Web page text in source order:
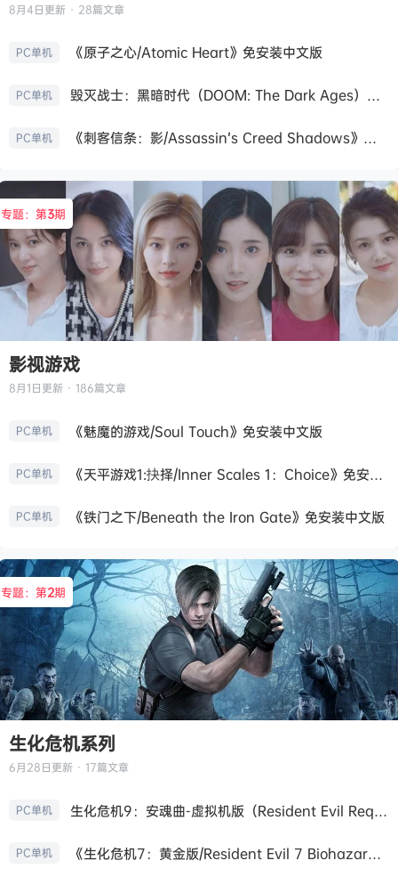
8月4日更新 · 28篇文章
PC单机 《原子之心/Atomic Heart》免安装中文版
PC单机 毁灭战士：黑暗时代（DOOM: The Dark Ages）免安装中文版
PC单机 《刺客信条：影/Assassin’s Creed Shadows》免安装版，非虚拟机
专题：第3期
影视游戏
8月1日更新 · 186篇文章
PC单机 《魅魔的游戏/Soul Touch》免安装中文版
PC单机 《天平游戏1:抉择/Inner Scales 1：Choice》免安装中文版
PC单机 《铁门之下/Beneath the Iron Gate》免安装中文版
专题：第2期
生化危机系列
6月28日更新 · 17篇文章
PC单机 生化危机9：安魂曲-虚拟机版（Resident Evil Requiem HYPERVISOR）免安装中文版
PC单机 《生化危机7：黄金版/Resident Evil 7 Biohazard》免安装中文版